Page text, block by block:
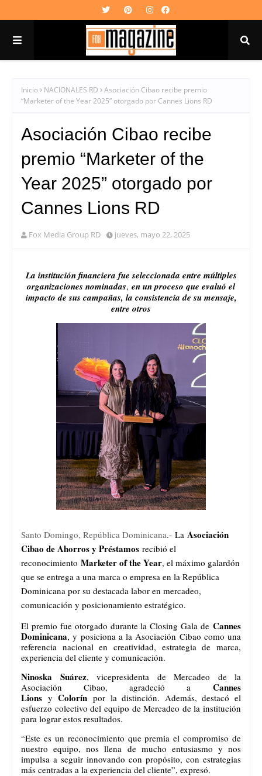
Inicio NACIONALES RD
Asociación Cibao recibe premio
“Marketer of the Year 2025” otorgado por Cannes Lions RD
Asociación Cibao recibe
premio “Marketer of the
Year 2025” otorgado por
Cannes Lions RD
Fox Media Group RD jueves, mayo 22, 2025
La institución financiera fue seleccionada entre múltiples
organizaciones nominadas, en un proceso que evaluó el
impacto de sus campañas, la consistencia de su mensaje,
entre otros
Santo Domingo, República Dominicana.- La Asociación
Cibao de Ahorros y Préstamos recibió el
reconocimiento Marketer of the Year, el máximo galardón
que se entrega a una marca o empresa en la República
Dominicana por su destacada labor en mercadeo,
comunicación y posicionamiento estratégico.
El premio fue otorgado durante la Closing Gala de Cannes
Dominicana, y posiciona a la Asociación Cibao como una
referencia nacional en creatividad, estrategia de marca,
experiencia del cliente y comunicación.
Ninoska Suárez, vicepresidenta de Mercadeo de la
Asociación Cibao, agradeció a Cannes
Lions yColorín por la distinción. Además, destacó el
esfuerzo colectivo del equipo de Mercadeo de la institución
para lograr estos resultados.
“Este es un reconocimiento que premia el compromiso de
nuestro equipo, nos llena de mucho entusiasmo y nos
impulsa a seguir innovando con propósito, con estrategias
más centradas a la experiencia del cliente”, expresó.